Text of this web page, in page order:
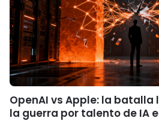
OpenAI vs Apple: la
la guerra por talento de IA